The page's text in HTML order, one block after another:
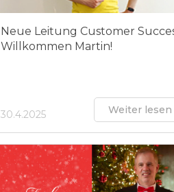
Neue Leitung Customer
Willkommen Martin!
30.4.2025 Weiter lesen